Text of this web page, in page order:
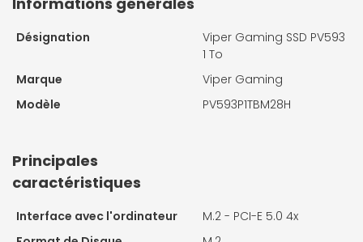
Désignation
Viper Gaming SSD PV593
1 To
Marque
Viper Gaming
Modèle
PV593P1TBM28H
Principales
caractéristiques
Interface avec l'ordinateur
M.2 - PCI-E 5.0 4x